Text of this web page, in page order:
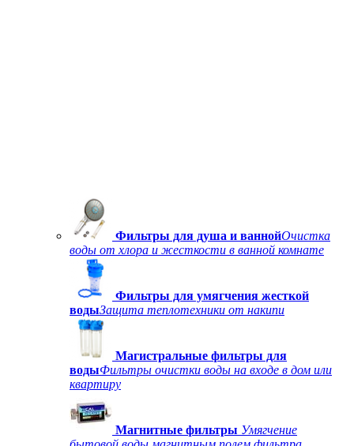
Фильтры для душа и ваннойОчистка
воды от хлора и жесткости в ванной комнате
Фильтры для умягчения жесткой
водыЗащита теплотехники от накипи
Магистральные фильтры для
водыФильтры очистки воды на входе в дом или
квартиру
Магнитные фильтры Умягчение